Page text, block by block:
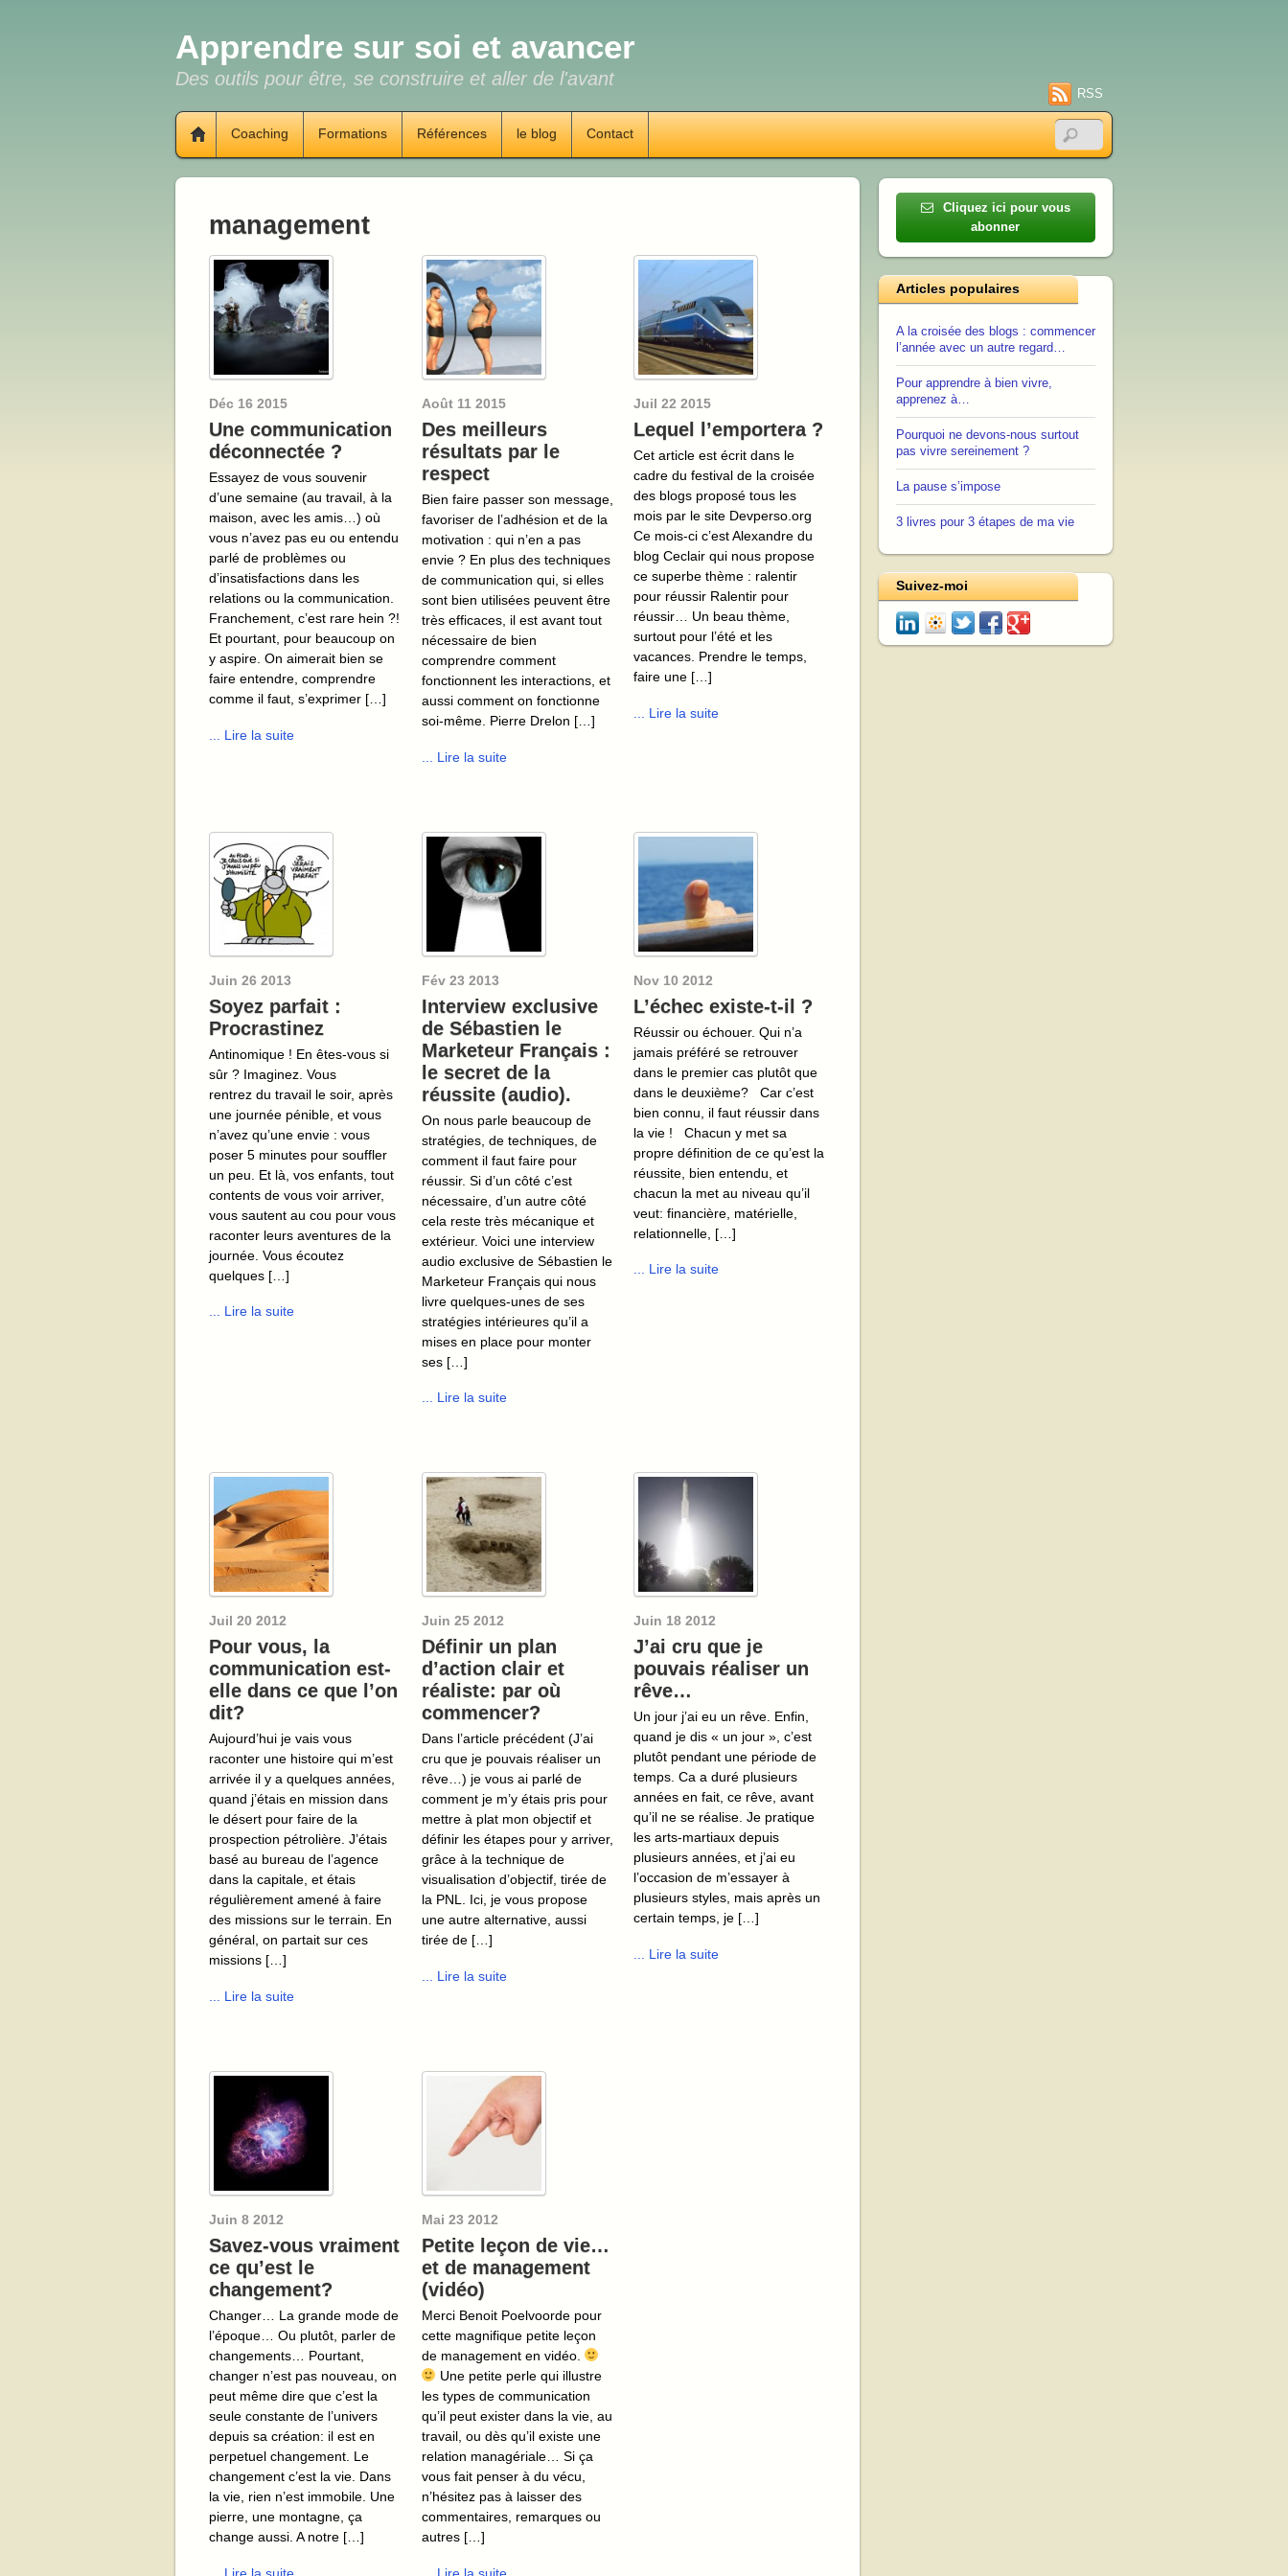
Apprendre sur soi et avancer
Des outils pour être, se construire et aller de l'avant
RSS
Coaching Formations Références le blog Contact
management
Déc 16 2015
Une communication
déconnectée ?
Essayez de vous souvenir
d’une semaine (au travail, à la
maison, avec les amis…) où
vous n’avez pas eu ou entendu
parlé de problèmes ou
d’insatisfactions dans les
relations ou la communication.
Franchement, c’est rare hein ?!
Et pourtant, pour beaucoup on
y aspire. On aimerait bien se
faire entendre, comprendre
comme il faut, s’exprimer […]
... Lire la suite
Août 11 2015
Des meilleurs
résultats par le
respect
Bien faire passer son message,
favoriser de l’adhésion et de la
motivation : qui n’en a pas
envie ? En plus des techniques
de communication qui, si elles
sont bien utilisées peuvent être
très efficaces, il est avant tout
nécessaire de bien
comprendre comment
fonctionnent les interactions, et
aussi comment on fonctionne
soi-même. Pierre Drelon […]
... Lire la suite
Juil 22 2015
Lequel l’emportera ?
Cet article est écrit dans le
cadre du festival de la croisée
des blogs proposé tous les
mois par le site Devperso.org
Ce mois-ci c’est Alexandre du
blog Ceclair qui nous propose
ce superbe thème : ralentir
pour réussir Ralentir pour
réussir… Un beau thème,
surtout pour l’été et les
vacances. Prendre le temps,
faire une […]
... Lire la suite
Juin 26 2013
Soyez parfait :
Procrastinez
Antinomique ! En êtes-vous si
sûr ? Imaginez. Vous
rentrez du travail le soir, après
une journée pénible, et vous
n’avez qu’une envie : vous
poser 5 minutes pour souffler
un peu. Et là, vos enfants, tout
contents de vous voir arriver,
vous sautent au cou pour vous
raconter leurs aventures de la
journée. Vous écoutez
quelques […]
... Lire la suite
Fév 23 2013
Interview exclusive
de Sébastien le
Marketeur Français :
le secret de la
réussite (audio).
On nous parle beaucoup de
stratégies, de techniques, de
comment il faut faire pour
réussir. Si d’un côté c’est
nécessaire, d’un autre côté
cela reste très mécanique et
extérieur. Voici une interview
audio exclusive de Sébastien le
Marketeur Français qui nous
livre quelques-unes de ses
stratégies intérieures qu’il a
mises en place pour monter
ses […]
... Lire la suite
Nov 10 2012
L’échec existe-t-il ?
Réussir ou échouer. Qui n’a
jamais préféré se retrouver
dans le premier cas plutôt que
dans le deuxième? Car c’est
bien connu, il faut réussir dans
la vie ! Chacun y met sa
propre définition de ce qu’est la
réussite, bien entendu, et
chacun la met au niveau qu’il
veut: financière, matérielle,
relationnelle, […]
... Lire la suite
Juil 20 2012
Pour vous, la
communication est-
elle dans ce que l’on
dit?
Aujourd’hui je vais vous
raconter une histoire qui m’est
arrivée il y a quelques années,
quand j’étais en mission dans
le désert pour faire de la
prospection pétrolière. J’étais
basé au bureau de l’agence
dans la capitale, et étais
régulièrement amené à faire
des missions sur le terrain. En
général, on partait sur ces
missions […]
... Lire la suite
Juin 25 2012
Définir un plan
d’action clair et
réaliste: par où
commencer?
Dans l’article précédent (J’ai
cru que je pouvais réaliser un
rêve…) je vous ai parlé de
comment je m’y étais pris pour
mettre à plat mon objectif et
définir les étapes pour y arriver,
grâce à la technique de
visualisation d’objectif, tirée de
la PNL. Ici, je vous propose
une autre alternative, aussi
tirée de […]
... Lire la suite
Juin 18 2012
J’ai cru que je
pouvais réaliser un
rêve…
Un jour j’ai eu un rêve. Enfin,
quand je dis « un jour », c’est
plutôt pendant une période de
temps. Ca a duré plusieurs
années en fait, ce rêve, avant
qu’il ne se réalise. Je pratique
les arts-martiaux depuis
plusieurs années, et j’ai eu
l’occasion de m’essayer à
plusieurs styles, mais après un
certain temps, je […]
... Lire la suite
Juin 8 2012
Savez-vous vraiment
ce qu’est le
changement?
Changer… La grande mode de
l’époque… Ou plutôt, parler de
changements… Pourtant,
changer n’est pas nouveau, on
peut même dire que c’est la
seule constante de l’univers
depuis sa création: il est en
perpetuel changement. Le
changement c’est la vie. Dans
la vie, rien n’est immobile. Une
pierre, une montagne, ça
change aussi. A notre […]
... Lire la suite
Mai 23 2012
Petite leçon de vie…
et de management
(vidéo)
Merci Benoit Poelvoorde pour
cette magnifique petite leçon
de management en vidéo.
Une petite perle qui illustre
les types de communication
qu’il peut exister dans la vie, au
travail, ou dès qu’il existe une
relation managériale… Si ça
vous fait penser à du vécu,
n’hésitez pas à laisser des
commentaires, remarques ou
autres […]
... Lire la suite
Cliquez ici pour vous
abonner
Articles populaires
A la croisée des blogs : commencer
l’année avec un autre regard…
Pour apprendre à bien vivre,
apprenez à…
Pourquoi ne devons-nous surtout
pas vivre sereinement ?
La pause s’impose
3 livres pour 3 étapes de ma vie
Suivez-moi